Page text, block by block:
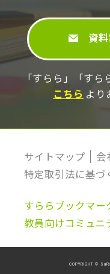
資
「すらら」「す
こちら より
サイトマップ 会
特定取引法に基づ
すららブックマー
教員向けコミュニ
COPYRIGHT ©